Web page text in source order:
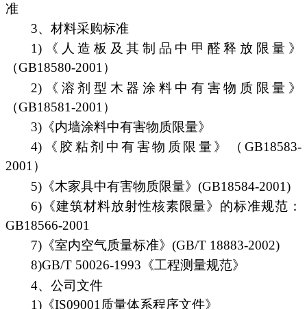
准
3、材料采购标准
1)《人造板及其制品中甲醛释放限量》
（GB18580-2001）
2)《溶剂型木器涂料中有害物质限量》
（GB18581-2001）
3)《内墙涂料中有害物质限量》
4)《胶粘剂中有害物质限量》（GB18583-
2001）
5)《木家具中有害物质限量》(GB18584-2001)
6)《建筑材料放射性核素限量》的标准规范：
GB18566-2001
7)《室内空气质量标准》(GB/T 18883-2002)
8)GB/T 50026-1993《工程测量规范》
4、公司文件
1)《IS09001质量体系程序文件》